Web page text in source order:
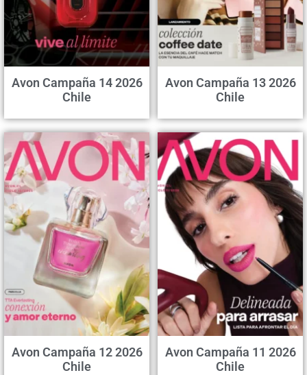
Avon Campaña 14 2026
Chile
Avon Campaña 13 2026
Chile
Avon Campaña 12 2026
Chile
Avon Campaña 11 2026
Chile